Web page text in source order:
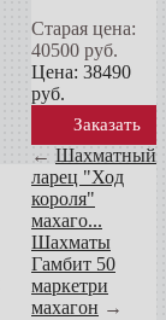
Старая цена:
40500 руб.
Цена: 38490
руб.
Заказать
← Шахматный
ларец "Ход
короля"
махаго...
Шахматы
Гамбит 50
маркетри
махагон →